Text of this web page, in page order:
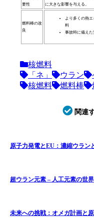
要性
に大きな影響を与える。
燃料棒の改
良
より多くの熱
料
事故時に備え
核燃料
「ネ」
ウラン
核燃料
燃料棒
関連
原子力発電とEU：濃縮ウラン
超ウラン元素 – 人工元素の世界
未来への挑戦：オメガ計画と